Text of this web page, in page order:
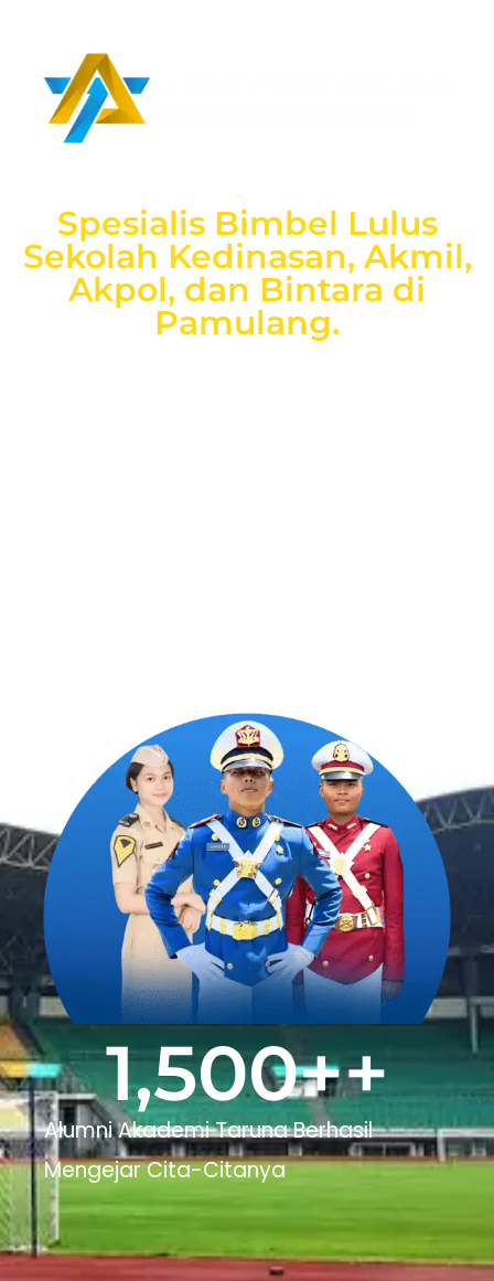
Spesialis Bimbel Lulus
Sekolah Kedinasan, Akmil,
Akpol, dan Bintara di
Pamulang.
Alumni Akademi Taruna Berhasil
Mengejar Cita-Citanya
1,500++